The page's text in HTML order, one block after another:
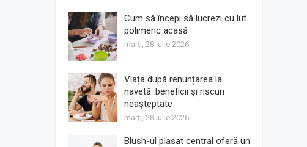
Cum să începi să lucrezi cu lut
polimeric acasă
marți, 28 iulie 2026
Viața după renunțarea la
navetă: beneficii și riscuri
neașteptate
marți, 28 iulie 2026
Blush-ul plasat central oferă un